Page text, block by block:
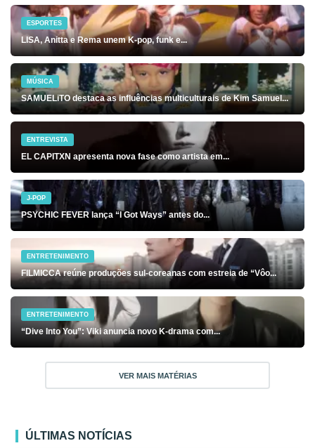
ESPORTES
LISA, Anitta e Rema unem K-pop, funk e...
MÚSICA
SAMUELiTO destaca as influências multiculturais de Kim Samuel...
ENTREVISTA
EL CAPITXN apresenta nova fase como artista em...
J-POP
PSYCHIC FEVER lança “I Got Ways” antes do...
ENTRETENIMENTO
FILMICCA reúne produções sul-coreanas com estreia de “Vôo...
ENTRETENIMENTO
“Dive Into You”: Viki anuncia novo K-drama com...
VER MAIS MATÉRIAS
ÚLTIMAS NOTÍCIAS